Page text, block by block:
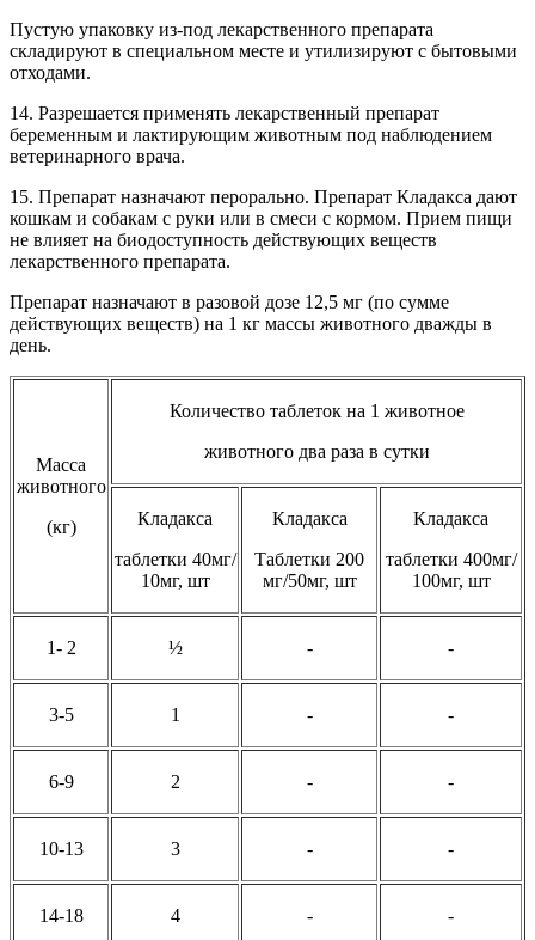
Пустую упаковку из-под лекарственного препарата
складируют в специальном месте и утилизируют с бытовыми
отходами.
14. Разрешается применять лекарственный препарат
беременным и лактирующим животным под наблюдением
ветеринарного врача.
15. Препарат назначают перорально. Препарат Кладакса дают
кошкам и собакам с руки или в смеси с кормом. Прием пищи
не влияет на биодоступность действующих веществ
лекарственного препарата.
Препарат назначают в разовой дозе 12,5 мг (по сумме
действующих веществ) на 1 кг массы животного дважды в
день.
Масса
животного
(кг)
Количество таблеток на 1 животное
животного два раза в сутки
Кладакса
таблетки 40мг/
10мг, шт
Кладакса
Таблетки 200
мг/50мг, шт
Кладакса
таблетки 400мг/
100мг, шт
1- 2 ½ - -
3-5 1 - -
6-9 2 - -
10-13 3 - -
14-18 4 - -